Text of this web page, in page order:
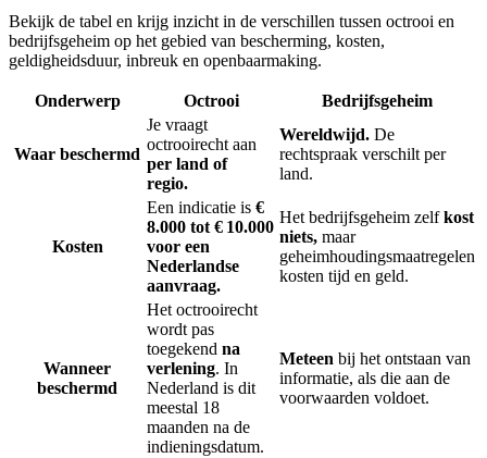
Bekijk de tabel en krijg inzicht in de verschillen tussen octrooi en
bedrijfsgeheim op het gebied van bescherming, kosten,
geldigheidsduur, inbreuk en openbaarmaking.
Onderwerp Octrooi Bedrijfsgeheim
Waar beschermd
Je vraagt
octrooirecht aan
per land of
regio.
Wereldwijd. De
rechtspraak verschilt per
land.
Kosten
Een indicatie is €
8.000 tot € 10.000
voor een
Nederlandse
aanvraag.
Het bedrijfsgeheim zelfkost
niets, maar
geheimhoudingsmaatregelen
kosten tijd en geld.
Wanneer
beschermd
Het octrooirecht
wordt pas
toegekend na
verlening. In
Nederland is dit
meestal 18
maanden na de
indieningsdatum.
Meteen bij het ontstaan van
informatie, als die aan de
voorwaarden voldoet.